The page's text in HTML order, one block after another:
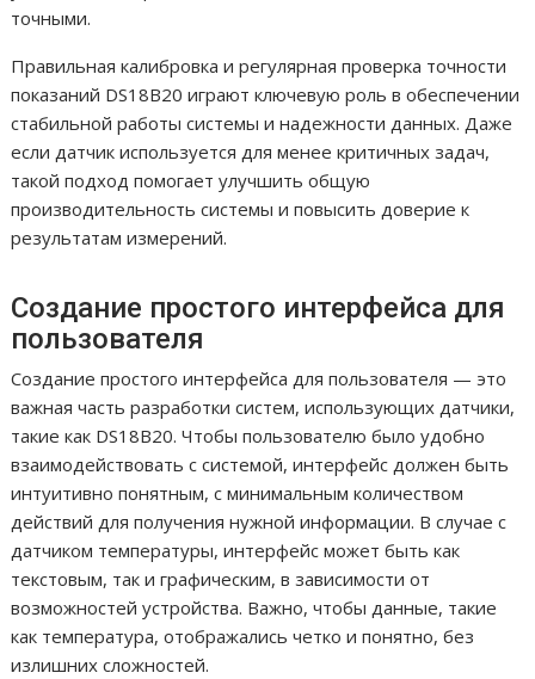
точными.
Правильная калибровка и регулярная проверка точности
показаний DS18B20 играют ключевую роль в обеспечении
стабильной работы системы и надежности данных. Даже
если датчик используется для менее критичных задач,
такой подход помогает улучшить общую
производительность системы и повысить доверие к
результатам измерений.
Создание простого интерфейса для
пользователя
Создание простого интерфейса для пользователя — это
важная часть разработки систем, использующих датчики,
такие как DS18B20. Чтобы пользователю было удобно
взаимодействовать с системой, интерфейс должен быть
интуитивно понятным, с минимальным количеством
действий для получения нужной информации. В случае с
датчиком температуры, интерфейс может быть как
текстовым, так и графическим, в зависимости от
возможностей устройства. Важно, чтобы данные, такие
как температура, отображались четко и понятно, без
излишних сложностей.